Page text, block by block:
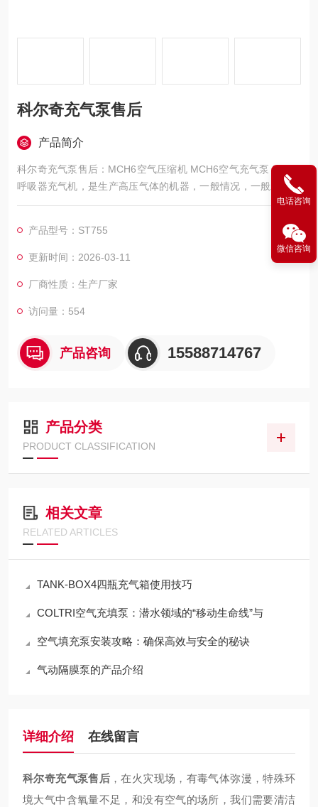
科尔奇充气泵售后
产品简介
科尔奇充气泵售后：MCH6空气压缩机 MCH6空气充气泵 MCH6
呼吸器充气机，是生产高压气体的机器，一般情况，一般工厂里
都需要，主要是用作于生产设备的动力，所以属于动力设备。
产品型号：ST755
更新时间：2026-03-11
厂商性质：生产厂家
访问量：554
产品咨询 15588714767
产品分类
PRODUCT CLASSIFICATION
相关文章
RELATED ARTICLES
TANK-BOX4四瓶充气箱使用技巧
COLTRI空气充填泵：潜水领域的“移动生命线”与
空气填充泵安装攻略：确保高效与安全的秘诀
气动隔膜泵的产品介绍
详细介绍 在线留言
科尔奇充气泵售后 ，在火灾现场，有毒气体弥漫，特殊环
境大气中含氧量不足，和没有空气的场所，我们需要清洁
电话咨询
微信咨询